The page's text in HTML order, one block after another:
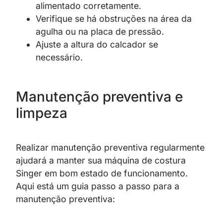
alimentado corretamente.
Verifique se há obstruções na área da
agulha ou na placa de pressão.
Ajuste a altura do calcador se
necessário.
Manutenção preventiva e
limpeza
Realizar manutenção preventiva regularmente
ajudará a manter sua máquina de costura
Singer em bom estado de funcionamento.
Aqui está um guia passo a passo para a
manutenção preventiva: